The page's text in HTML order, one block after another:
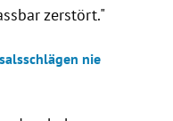
zerstört."
nie